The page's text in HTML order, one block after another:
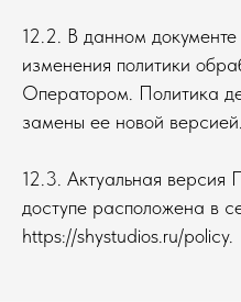
12.2. В данном
изменения политики
Оператором. Политика
замены ее новой версией.
12.3. Актуальная версия
доступе расположена в
https://shystudios.ru/policy.